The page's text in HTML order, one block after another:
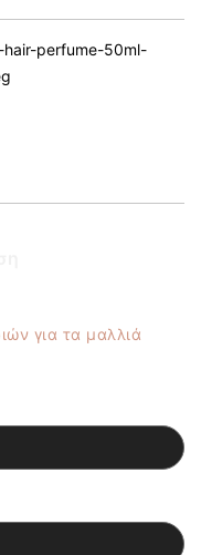
perfume-50ml-
για τα μαλλιά